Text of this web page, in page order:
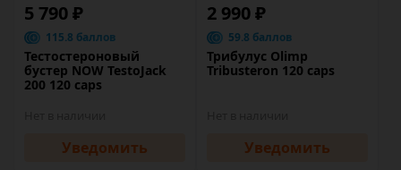
5 790 ₽
115.8 баллов
Тестостероновый
бустер NOW TestoJack
200 120 caps
Уведомить
2 990 ₽
59.8 баллов
Трибулус Olimp
Tribusteron 120 caps
Уведомить